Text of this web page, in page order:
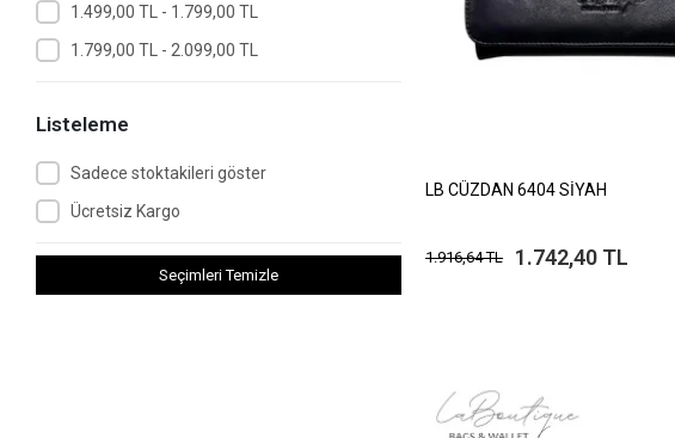
1.499,00 TL - 1.799,00 TL
1.799,00 TL - 2.099,00 TL
Listeleme
Sadece stoktakileri göster
Ücretsiz Kargo
Seçimleri Temizle
LB CÜZDAN 6404 SİYAH
1.916,64 TL 1.742,40 TL